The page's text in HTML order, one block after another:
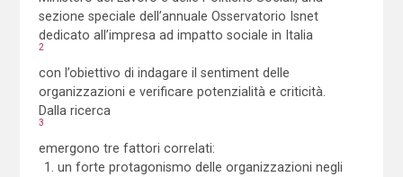
sezione speciale dell’annuale Osservatorio Isnet
dedicato all’impresa ad impatto sociale in Italia
2
con l’obiettivo di indagare il sentiment delle
organizzazioni e verificare potenzialità e criticità.
Dalla ricerca
3
emergono tre fattori correlati:
un forte protagonismo delle organizzazioni negli